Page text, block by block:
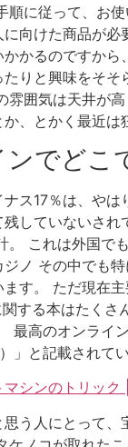
順に従って、お
に向けた商品が
かるのですか
りと興味をそ
雰囲気は天井が
、とかく最近
ンでどこ
ナス17％は、や
残していないさ
。 これは外国で
ジノ その中でも
ます。 ただ現在
する本はたくさ
最高のオンライ
」と記載されて
シンのトリッ
う人にとって